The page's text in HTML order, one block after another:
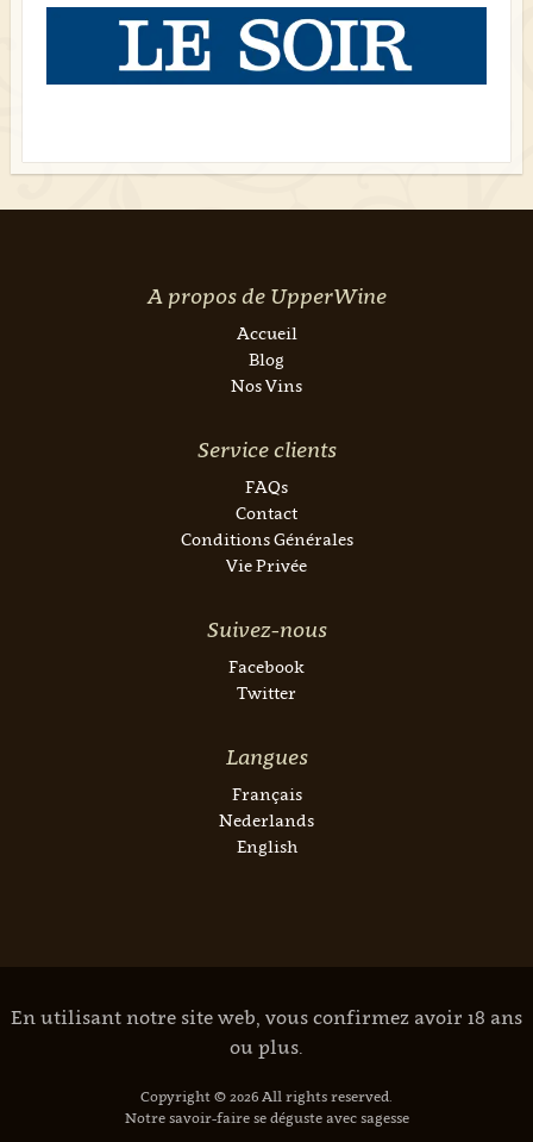
A propos de UpperWine
Accueil
Blog
Nos Vins
Service clients
FAQs
Contact
Conditions Générales
Vie Privée
Suivez-nous
Facebook
Twitter
Langues
Français
Nederlands
English
En utilisant notre site web, vous confirmez avoir 18 ans
ou plus.
Copyright © 2026 All rights reserved.
Notre savoir-faire se déguste avec sagesse